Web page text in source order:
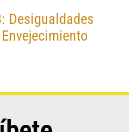
Desigualdades